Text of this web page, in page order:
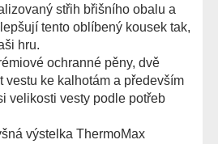
střih břišního obalu a
tento oblíbený kousek tak,
hru.
ochranné pěny, dvě
vestu ke kalhotám a především
velikosti vesty podle potřeb
výstelka ThermoMax